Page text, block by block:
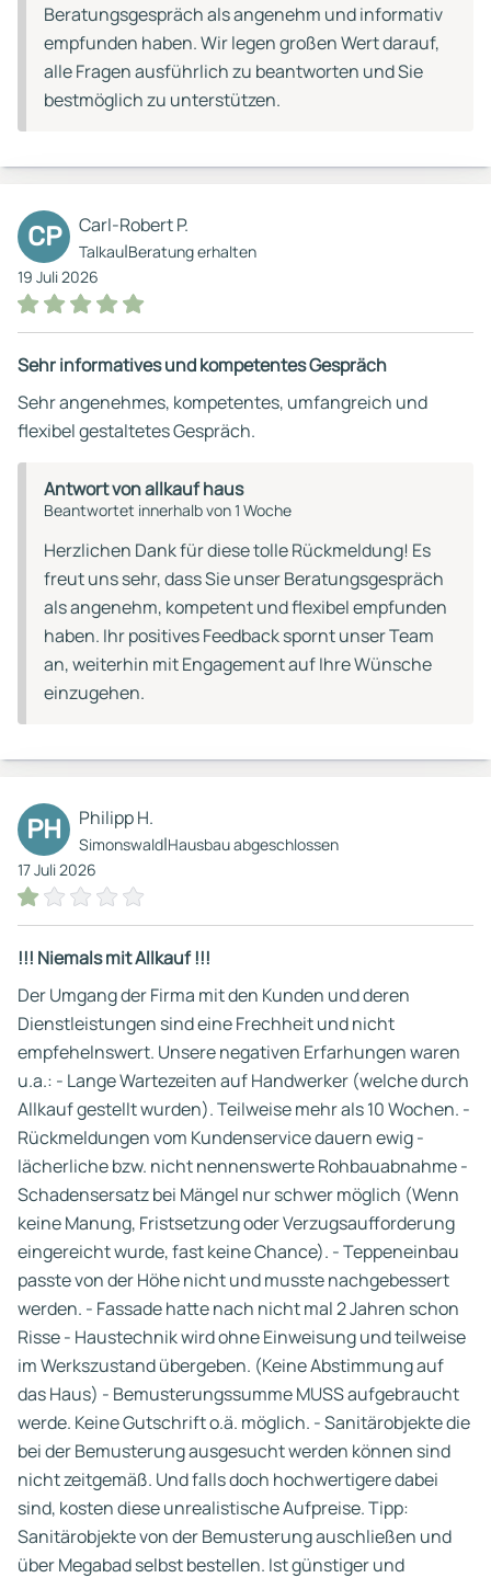
Beratungsgespräch als angenehm und informativ
empfunden haben. Wir legen großen Wert darauf,
alle Fragen ausführlich zu beantworten und Sie
bestmöglich zu unterstützen.
CP Carl-Robert P.
Talkau|Beratung erhalten
19 Juli 2026
Sehr informatives und kompetentes Gespräch
Sehr angenehmes, kompetentes, umfangreich und
flexibel gestaltetes Gespräch.
Antwort von allkauf haus
Beantwortet innerhalb von 1 Woche
Herzlichen Dank für diese tolle Rückmeldung! Es
freut uns sehr, dass Sie unser Beratungsgespräch
als angenehm, kompetent und flexibel empfunden
haben. Ihr positives Feedback spornt unser Team
an, weiterhin mit Engagement auf Ihre Wünsche
einzugehen.
PH Philipp H.
Simonswald|Hausbau abgeschlossen
17 Juli 2026
!!! Niemals mit Allkauf !!!
Der Umgang der Firma mit den Kunden und deren
Dienstleistungen sind eine Frechheit und nicht
empfehelnswert. Unsere negativen Erfarhungen waren
u.a.: - Lange Wartezeiten auf Handwerker (welche durch
Allkauf gestellt wurden). Teilweise mehr als 10 Wochen. -
Rückmeldungen vom Kundenservice dauern ewig -
lächerliche bzw. nicht nennenswerte Rohbauabnahme -
Schadensersatz bei Mängel nur schwer möglich (Wenn
keine Manung, Fristsetzung oder Verzugsaufforderung
eingereicht wurde, fast keine Chance). - Teppeneinbau
passte von der Höhe nicht und musste nachgebessert
werden. - Fassade hatte nach nicht mal 2 Jahren schon
Risse - Haustechnik wird ohne Einweisung und teilweise
im Werkszustand übergeben. (Keine Abstimmung auf
das Haus) - Bemusterungssumme MUSS aufgebraucht
werde. Keine Gutschrift o.ä. möglich. - Sanitärobjekte die
bei der Bemusterung ausgesucht werden können sind
nicht zeitgemäß. Und falls doch hochwertigere dabei
sind, kosten diese unrealistische Aufpreise. Tipp:
Sanitärobjekte von der Bemusterung auschließen und
über Megabad selbst bestellen. Ist günstiger und